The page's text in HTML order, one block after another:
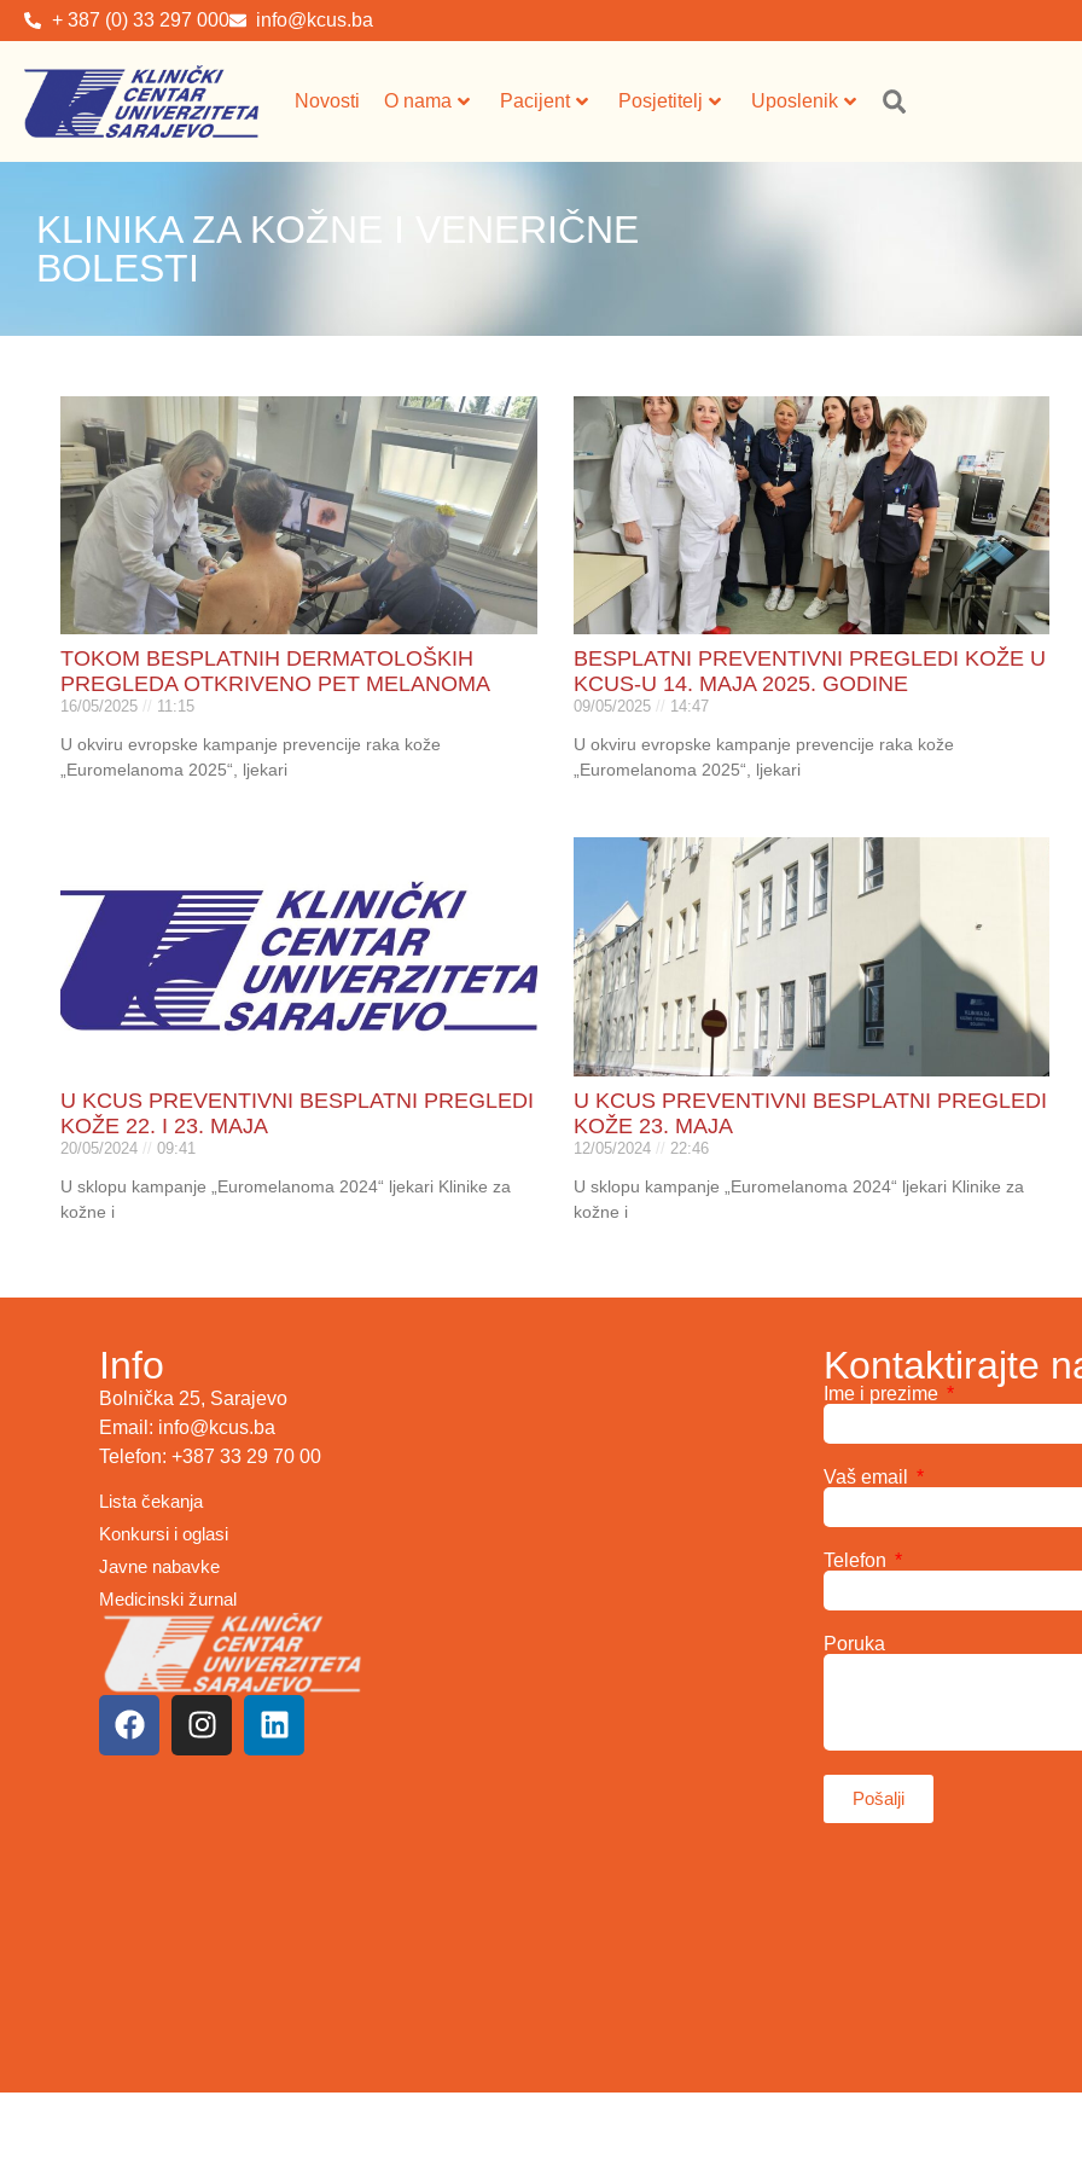
+ 387 (0) 33 297 000 info@kcus.ba
Novosti O nama Pacijent Posjetitelj Uposlenik
KLINIKA ZA KOŽNE I VENERIČNE
BOLESTI
TOKOM BESPLATNIH DERMATOLOŠKIH
PREGLEDA OTKRIVENO PET MELANOMA
16/05/2025 11:15
U okviru evropske kampanje prevencije raka kože
„Euromelanoma 2025“, ljekari
BESPLATNI PREVENTIVNI PREGLEDI KOŽE U
KCUS-U 14. MAJA 2025. GODINE
09/05/2025 14:47
U okviru evropske kampanje prevencije raka kože
„Euromelanoma 2025“, ljekari
U KCUS PREVENTIVNI BESPLATNI PREGLEDI
KOŽE 22. I 23. MAJA
20/05/2024 09:41
U sklopu kampanje „Euromelanoma 2024“ ljekari Klinike za
kožne i
U KCUS PREVENTIVNI BESPLATNI PREGLEDI
KOŽE 23. MAJA
12/05/2024 22:46
U sklopu kampanje „Euromelanoma 2024“ ljekari Klinike za
kožne i
Info
Bolnička 25, Sarajevo
Email: info@kcus.ba
Telefon: +387 33 29 70 00
Lista čekanja
Konkursi i oglasi
Javne nabavke
Medicinski žurnal
Kontaktirajte
Ime i prezime
Vaš email
Telefon
Poruka
Pošalji